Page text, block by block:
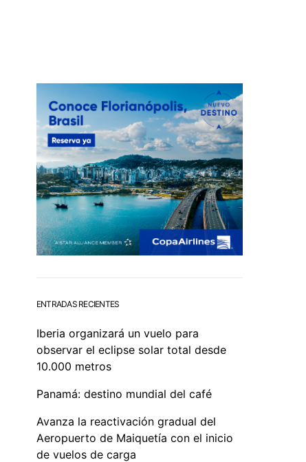
ENTRADAS RECIENTES
Iberia organizará un vuelo para
observar el eclipse solar total desde
10.000 metros
Panamá: destino mundial del café
Avanza la reactivación gradual del
Aeropuerto de Maiquetía con el inicio
de vuelos de carga